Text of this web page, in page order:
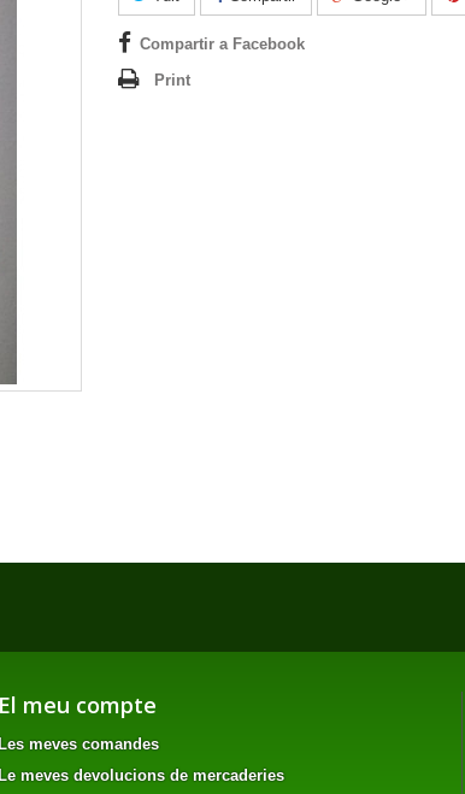
Compartir a Facebook
Print
El meu compte
meves comandes
meves devolucions de mercaderies